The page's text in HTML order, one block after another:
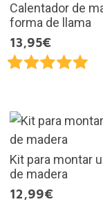
Calentador de
forma de llama
13,95€
Kit para montar
de madera
12,99€